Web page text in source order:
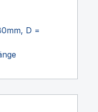
D =